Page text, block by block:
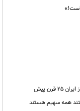
همه سهیم هستند